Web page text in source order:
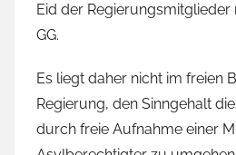
Eid der
GG.
Es liegt daher nicht im freien
Regierung, den Sinngehalt
durch freie Aufnahme einer